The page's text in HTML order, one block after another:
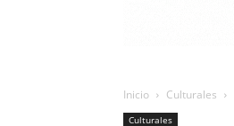
Inicio Culturales
Culturales